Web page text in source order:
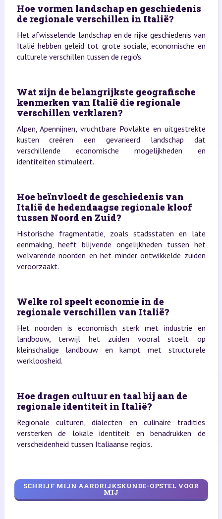
Hoe vormen landschap en geschiedenis
de regionale verschillen in Italië?
Het afwisselende landschap en de rijke geschiedenis van
Italië hebben geleid tot grote sociale, economische en
culturele verschillen tussen de regio's.
Wat zijn de belangrijkste geografische
kenmerken van Italië die regionale
verschillen verklaren?
Alpen, Apennijnen, vruchtbare Povlakte en uitgestrekte
kusten creëren een gevarieerd landschap dat
verschillende economische mogelijkheden en
identiteiten stimuleert.
Hoe beïnvloedt de geschiedenis van
Italië de hedendaagse regionale kloof
tussen Noord en Zuid?
Historische fragmentatie, zoals stadsstaten en late
eenmaking, heeft blijvende ongelijkheden tussen het
welvarende noorden en het minder ontwikkelde zuiden
veroorzaakt.
Welke rol speelt economie in de
regionale verschillen van Italië?
Het noorden is economisch sterk met industrie en
landbouw, terwijl het zuiden vooral stoelt op
kleinschalige landbouw en kampt met structurele
werkloosheid.
Hoe dragen cultuur en taal bij aan de
regionale identiteit in Italië?
Regionale culturen, dialecten en culinaire tradities
versterken de lokale identiteit en benadrukken de
verscheidenheid tussen Italiaanse regio's.
SCHRIJF MIJN AARDRIJKSKUNDE-OPSTEL VOOR
MIJ